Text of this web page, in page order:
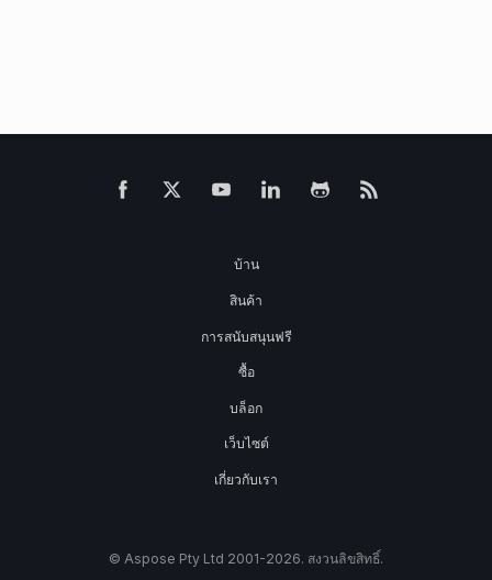
บ้าน
สินค้า
การสนับสนุนฟรี
ซื้อ
บล็อก
เว็บไซต์
เกี่ยวกับเรา
© Aspose Pty Ltd 2001-2026. สงวนลิขสิทธิ์.